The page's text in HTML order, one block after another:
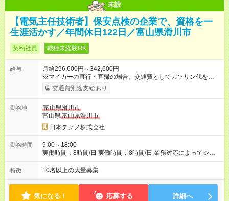
未読
【電気主任技術者】保安点検の企業で、資格を一
生涯活かす／年間休日122日／富山県滑川市
契約社員 職種未経験OK
給与
月給296,600円～342,600円
※マイカーの直行・直帰の場合、交通費としてガソリン代を支給
します。 【試用期間】試用期間あり 試用期間の長さ：3ヶ月 雇
用形態、給与は本採用時と同じです。
交通費別途支給あり
勤務地
富山県滑川市
富山県富山県滑川市
日本テクノ株式会社
勤務時間
9:00～18:00
実働時間：8時間/日 実働時間：8時間/日 業務対応によってシフ
ト勤務もあります 勤務状況によっては土日祝日の作業出勤あ
り。 その場合、振替/代休の取得をして頂きます。
特徴 10名以上の大量募集
気になる！ 応募する 詳細へ